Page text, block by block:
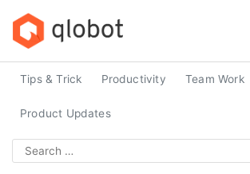
content
Tips & Trick Productivity Team Work
Product Updates
Search
for: